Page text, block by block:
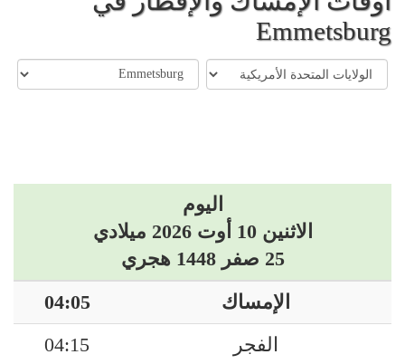
Emmetsburg
اليوم
الاثنين 10 أوت 2026 ميلادي
25 صفر 1448 هجري
الإمساك
04:05
الفجر
04:15